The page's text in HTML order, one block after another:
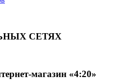
СЕТЯХ
магазин «4:20»